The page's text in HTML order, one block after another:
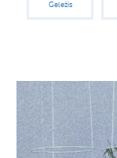
Geležis